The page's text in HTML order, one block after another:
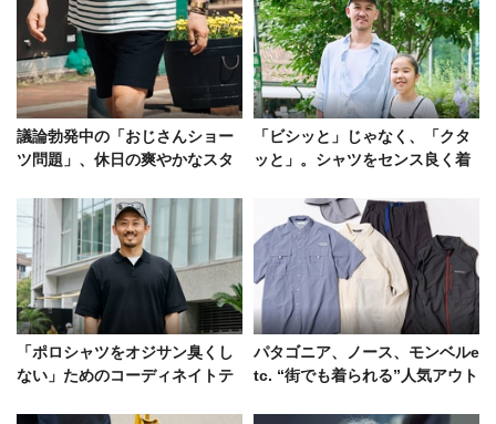
議論勃発中の「おじさんショー
ツ問題」、休日の爽やかなスタ
「ビシッと」じゃなく、「クタ
ッと」。シャツをセンス良く着
「ポロシャツをオジサン臭くし
ない」ためのコーディネイトテ
パタゴニア、ノース、モンベルe
tc. “街でも着られる”人気アウト